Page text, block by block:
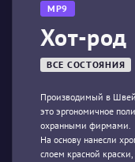
MP9
Хот-род
ВСЕ СОСТОЯНИЯ
Производимый в
это эргономичное
охранными фирмами.
На основу нанесли
слоем красной